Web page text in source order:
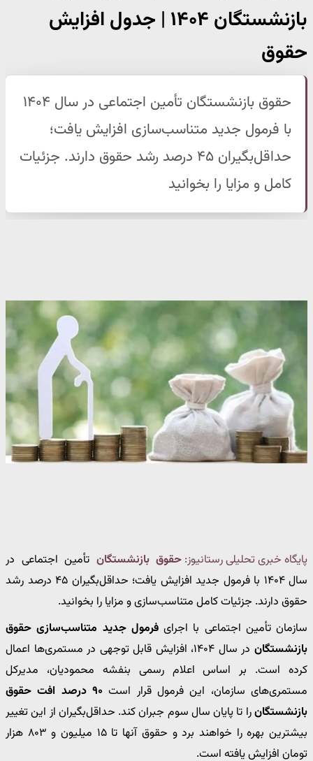
بازنشستگان ۱۴۰۴ | جدول افزایش
حقوق
حقوق بازنشستگان تأمین اجتماعی در سال ۱۴۰۴
با فرمول جدید متناسب‌سازی افزایش یافت؛
حداقل‌بگیران ۴۵ درصد رشد حقوق دارند. جزئیات
کامل و مزایا را بخوانید
پایگاه خبری تحلیلی رستانیوز: حقوق بازنشستگان تأمین اجتماعی در
سال ۱۴۰۴ با فرمول جدید افزایش یافت؛ حداقل‌بگیران ۴۵ درصد رشد
حقوق دارند. جزئیات کامل متناسب‌سازی و مزایا را بخوانید.
سازمان تأمین اجتماعی با اجرایفرمول جدید متناسب‌سازی حقوق
بازنشستگان
در سال ۱۴۰۴، افزایش قابل توجهی در مستمری‌ها اعمال
کرده است. بر اساس اعلام رسمی بنفشه محمودیان، مدیرکل
مستمری‌های سازمان، این فرمول قرار است
۹۰ درصد افت حقوق
بازنشستگانرا تا پایان سال سوم جبران کند. حداقل‌بگیران از این تغییر
بیشترین بهره را خواهند برد و حقوق آنها تا ۱۵ میلیون و ۸۰۳ هزار
تومان افزایش یافته است.